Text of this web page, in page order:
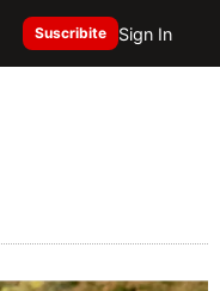
Suscribite Sign In